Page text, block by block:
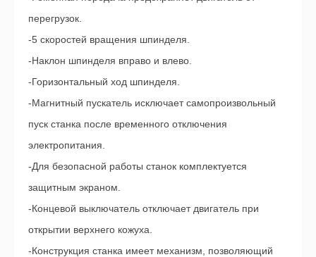
перегрузок.
-5 скоростей вращения шпинделя.
-Наклон шпинделя вправо и влево.
-Горизонтальный ход шпинделя.
-Магнитный пускатель исключает самопроизвольный
пуск станка после временного отключения
электропитания.
-Для безопасной работы станок комплектуется
защитным экраном.
-Концевой выключатель отключает двигатель при
открытии верхнего кожуха.
-Конструкция станка имеет механизм, позволяющий